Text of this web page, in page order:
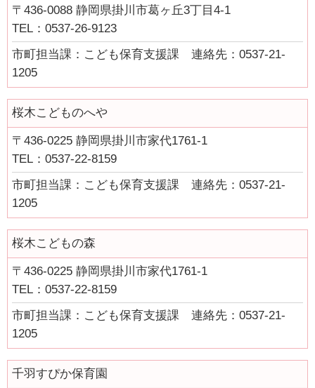
〒436-0088 静岡県掛川市葛ヶ丘3丁目4-1
TEL：0537-26-9123
市町担当課：こども保育支援課 連絡先：0537-21-
1205
桜木こどものへや
〒436-0225 静岡県掛川市家代1761-1
TEL：0537-22-8159
市町担当課：こども保育支援課 連絡先：0537-21-
1205
桜木こどもの森
〒436-0225 静岡県掛川市家代1761-1
TEL：0537-22-8159
市町担当課：こども保育支援課 連絡先：0537-21-
1205
千羽すぴか保育園